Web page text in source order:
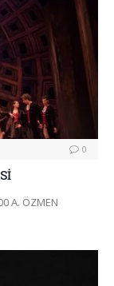
0
A. ÖZMEN